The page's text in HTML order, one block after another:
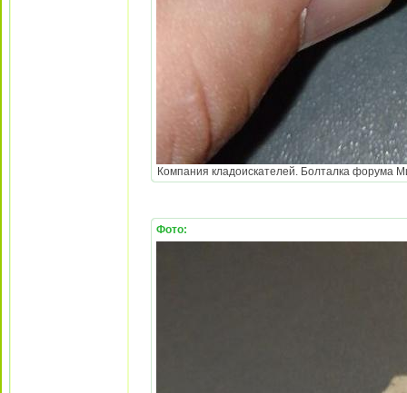
Компания кладоискателей. Болталка форума
Фото: